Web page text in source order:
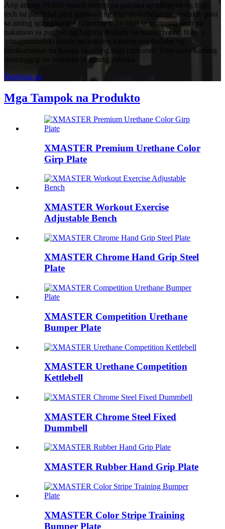
Ang aming 30,000 square meters na pabrika ay nilagyan ng high
tech na pasilidad para gumawa ng mga de-kalidad na produkto para
sa aming iginagalang na customer. Sa higit sa sampung taon na
nakatuon sa pagbuo ng bagong diskarte sa industriya ng fitness,
ipinagmamalaki namin na patuloy kaming nagdudulot ng
pinakamataas na halaga sa aming mga customer. Taos-puso kaming
tinatanggap na bumisita sa aming pabrika.
Magbasa pa
Mga Tampok na Produkto
XMASTER Premium Urethane Color
Girp Plate
XMASTER Workout Exercise
Adjustable Bench
XMASTER Chrome Hand Grip Steel
Plate
XMASTER Competition Urethane
Bumper Plate
XMASTER Urethane Competition
Kettlebell
XMASTER Chrome Steel Fixed
Dummbell
XMASTER Rubber Hand Grip Plate
XMASTER Color Stripe Training
Bumper Plate